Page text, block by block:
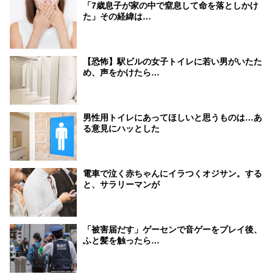
「7歳息子が家の中で窒息して命を落としかけ
た」その経緯は…
【恐怖】駅ビルの女子トイレに若い男がいたた
め、声をかけたら…
男性用トイレにあってほしいと思うものは…あ
る意見にハッとした
電車で泣く赤ちゃんにイラつくオジサン。する
と、サラリーマンが
「被害届だす」ゲーセンで音ゲーをプレイ後、
ふと髪を触ったら…